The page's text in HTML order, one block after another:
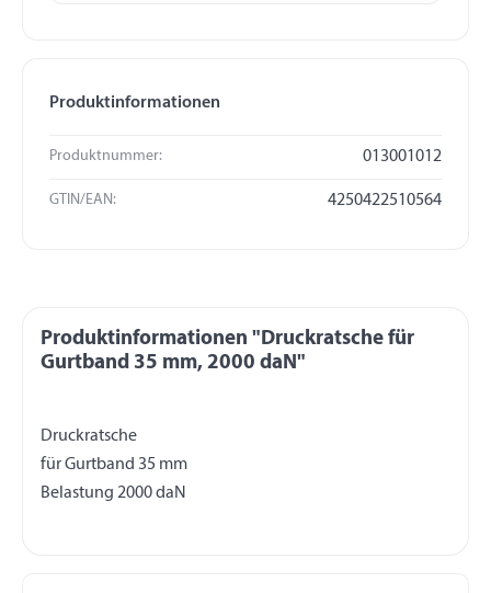
Produktinformationen
Produktnummer: 013001012
GTIN/EAN: 4250422510564
Produktinformationen "Druckratsche für
Gurtband 35 mm, 2000 daN"
Druckratsche
für Gurtband 35 mm